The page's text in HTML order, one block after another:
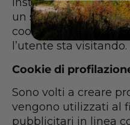
un sito diverso (c.d.
cookie per il tramite
l’utente sta visitando.
Cookie di
Sono volti a creare
vengono utilizzati al
pubblicitari in linea